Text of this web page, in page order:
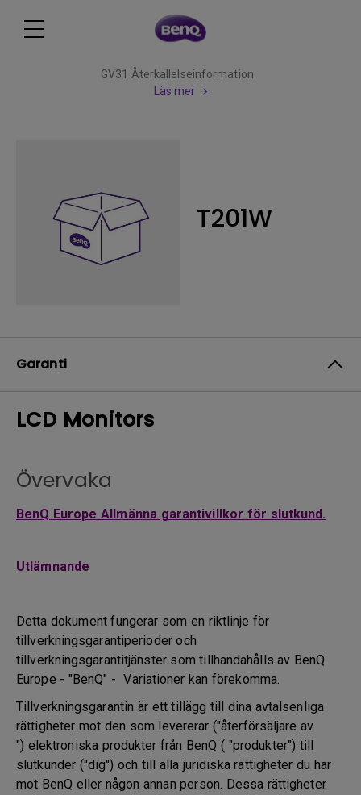
GV31 Återkallelseinformation
Läs mer
T201W
Garanti
LCD Monitors
Övervaka
BenQ Europe Allmänna garantivillkor för slutkund.
Utlämnande
Detta dokument fungerar som en riktlinje för
tillverkningsgarantiperioder och
tillverkningsgarantitjänster som tillhandahålls av BenQ
Europe - "BenQ" - Variationer kan förekomma.
Tillverkningsgarantin är ett tillägg till dina avtalsenliga
rättigheter mot den som levererar ("återförsäljare av
") elektroniska produkter från BenQ ( "produkter") till
slutkunder ("dig") och till alla juridiska rättigheter du har
mot BenQ eller någon annan person. Dessa rättigheter